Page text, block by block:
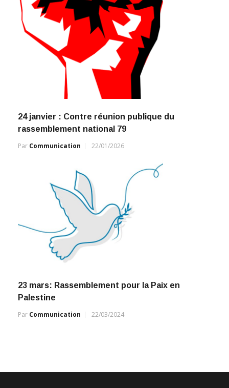
24 janvier : Contre réunion publique du
rassemblement national 79
Par Communication 22/01/2026
23 mars: Rassemblement pour la Paix en
Palestine
Par Communication 22/03/2024